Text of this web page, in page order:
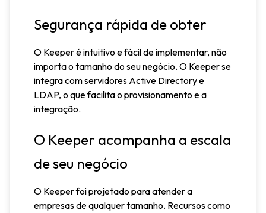
Segurança rápida de obter
O Keeper é intuitivo e fácil de implementar, não
importa o tamanho do seu negócio. O Keeper se
integra com servidores Active Directory e
LDAP, o que facilita o provisionamento e a
integração.
O Keeper acompanha a escala
de seu negócio
O Keeper foi projetado para atender a
empresas de qualquer tamanho. Recursos como